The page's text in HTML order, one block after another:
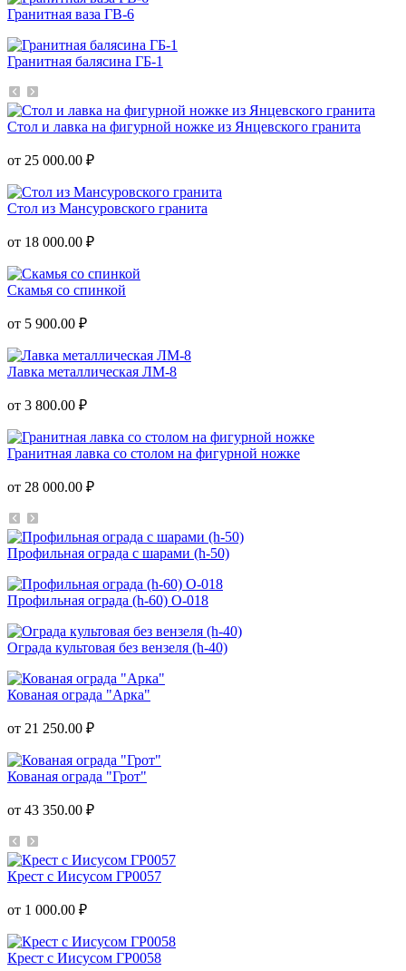
Гранитная ваза ГВ-6
Гранитная балясина ГБ-1
Стол и лавка на фигурной ножке из Янцевского гранита
от 25 000.00 ₽
Стол из Мансуровского гранита
от 18 000.00 ₽
Скамья со спинкой
от 5 900.00 ₽
Лавка металлическая ЛМ-8
от 3 800.00 ₽
Гранитная лавка со столом на фигурной ножке
от 28 000.00 ₽
Профильная ограда с шарами (h-50)
Профильная ограда (h-60) О-018
Ограда культовая без вензеля (h-40)
Кованая ограда "Арка"
от 21 250.00 ₽
Кованая ограда "Грот"
от 43 350.00 ₽
Крест с Иисусом ГР0057
от 1 000.00 ₽
Крест с Иисусом ГР0058